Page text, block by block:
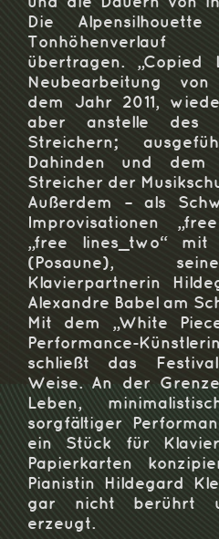
Die
übertragen. „Copied
Neubearbeitung von
dem Jahr 2011,
aber anstelle des
Streichern;
Dahinden und dem
Streicher der
Außerdem – als
Improvisationen
„free lines_two“ mit
(Posaune),
Klavierpartnerin
Alexandre Babel am
Mit dem „White
Performance-
schließt das
Weise. An der
Leben,
sorgfältiger
ein Stück für
Papierkarten
Pianistin Hildegard
gar nicht berührt
erzeugt.